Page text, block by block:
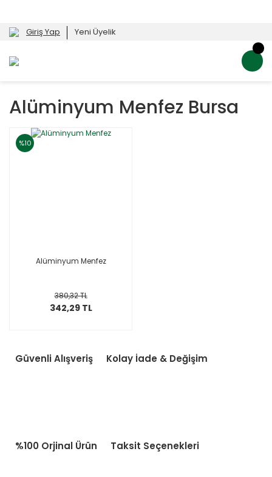
Giriş Yap Yeni Üyelik
Alüminyum Menfez Bursa
%10
Alüminyum Menfez
380,32 TL
342,29 TL
Güvenli Alışveriş Kolay İade & Değişim
%100 Orjinal Ürün Taksit Seçenekleri